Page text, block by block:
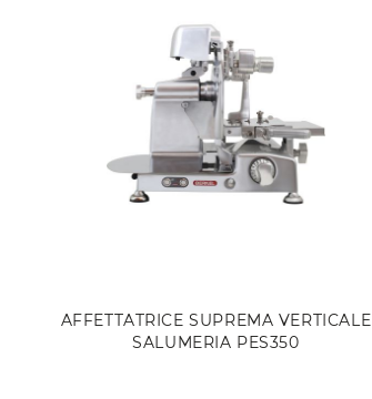
AFFETTATRICE SUPREMA VERTICALE
SALUMERIA PES350